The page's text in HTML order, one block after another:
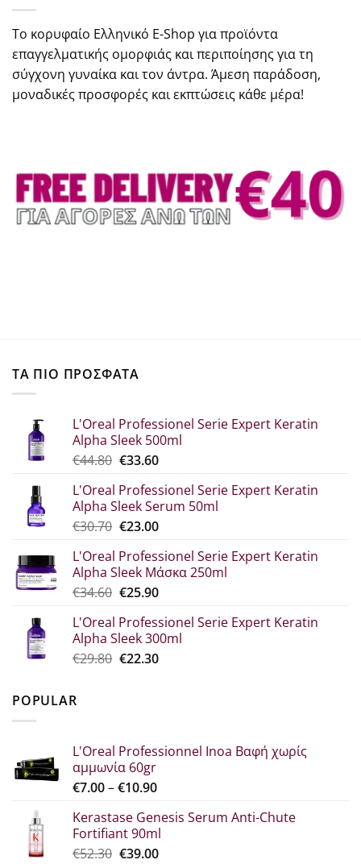
Το κορυφαίο Ελληνικό E-Shop για προϊόντα
επαγγελματικής ομορφιάς και περιποίησης για τη
σύγχονη γυναίκα και τον άντρα. Άμεση παράδοση,
μοναδικές προσφορές και εκπτώσεις κάθε μέρα!
ΤΑ ΠΙΟ ΠΡΟΣΦΑΤΑ
L'Oreal Professionel Serie Expert Keratin
Alpha Sleek 500ml
€44.80 Original
was:
€44.80.
€33.60Η
τιμή
είναι:
€33.60.
L'Oreal Professionel Serie Expert Keratin
Alpha Sleek Serum 50ml
€30.70 Original
was:
€30.70.
€23.00Η
τιμή
είναι:
€23.00.
L'Oreal Professionel Serie Expert Keratin
Alpha Sleek Μάσκα 250ml
€34.60 Original
was:
€34.60.
€25.90Η
τιμή
είναι:
€25.90.
L'Oreal Professionel Serie Expert Keratin
Alpha Sleek 300ml
€29.80 Original
€22.30Η
POPULAR
L'Oreal Professionnel Inoa Βαφή χωρίς
αμμωνία 60gr
€7.00–€10.90Price
€7.00
through
€10.90
Kerastase Genesis Serum Anti-Chute
Fortifiant 90ml
€52.30 Original
€39.00Η